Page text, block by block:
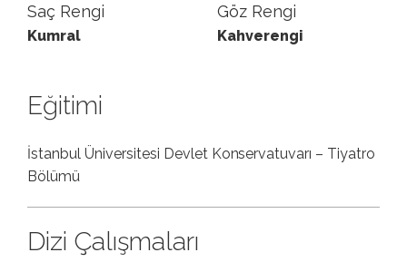
Saç Rengi
Kumral
Göz Rengi
Kahverengi
Eğitimi
İstanbul Üniversitesi Devlet Konservatuvarı – Tiyatro
Bölümü
Dizi Çalışmaları